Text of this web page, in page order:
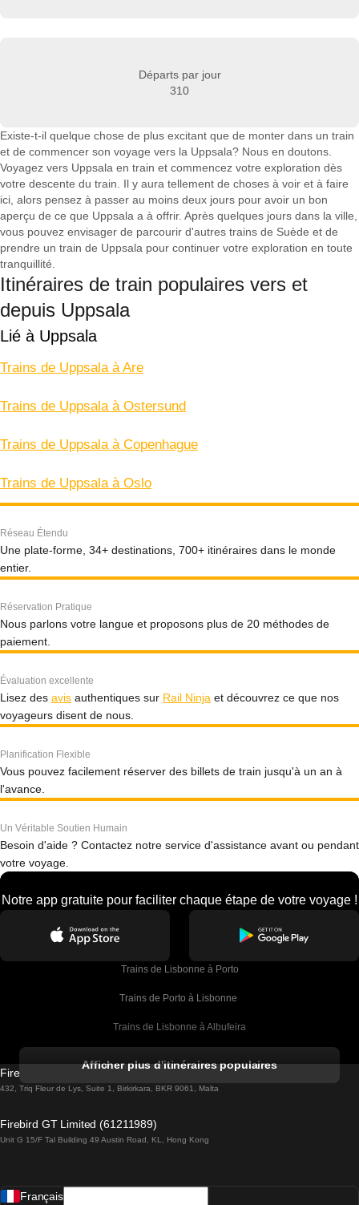
Départs par jour
310
Existe-t-il quelque chose de plus excitant que de monter dans un train
et de commencer son voyage vers la Uppsala? Nous en doutons.
Voyagez vers Uppsala en train et commencez votre exploration dès
votre descente du train. Il y aura tellement de choses à voir et à faire
ici, alors pensez à passer au moins deux jours pour avoir un bon
aperçu de ce que Uppsala a à offrir. Après quelques jours dans la ville,
vous pouvez envisager de parcourir d'autres trains de Suède et de
prendre un train de Uppsala pour continuer votre exploration en toute
tranquillité.
Itinéraires de train populaires vers et
depuis Uppsala
Lié à Uppsala
Trains de Uppsala à Are
Trains de Uppsala à Ostersund
Trains de Uppsala à Copenhague
Trains de Uppsala à Oslo
Réseau Étendu
Une plate-forme, 34+ destinations, 700+ itinéraires dans le monde
entier.
Réservation Pratique
Nous parlons votre langue et proposons plus de 20 méthodes de
paiement.
Évaluation excellente
Lisez des avis authentiques sur Rail Ninja et découvrez ce que nos
voyageurs disent de nous.
Planification Flexible
Vous pouvez facilement réserver des billets de train jusqu'à un an à
l'avance.
Un Véritable Soutien Humain
Besoin d'aide ? Contactez notre service d'assistance avant ou pendant
votre voyage.
Notre app gratuite pour faciliter chaque étape de votre voyage !
Trains de Lisbonne à Porto
Trains de Porto à Lisbonne
Trains de Lisbonne à Albufeira
Trains de Lisbonne à Lagos
Trains de Lisbonne à Madrid
Afficher plus d'itinéraires populaires
Firebird GT Limited (OC 1451)
432, Triq Fleur de Lys, Suite 1, Birkirkara, BKR 9061, Malta
Firebird GT Limited (61211989)
Unit G 15/F Tal Building 49 Austin Road, KL, Hong Kong
Français